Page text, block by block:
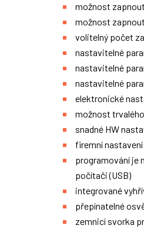
možnost
možnost
volitelný počet
nastavitelné
nastavitelné
nastavitelné
elektronické
možnost
snadné HW
firemní
programování je
počítači (USB)
integrované
přepínatelné
zemnicí svorka